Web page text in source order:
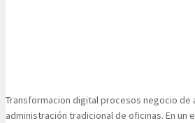
Transformacion digital procesos negocio
administración tradicional de oficinas. En